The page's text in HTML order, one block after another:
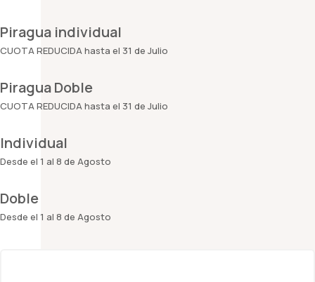
Piragua individual
CUOTA REDUCIDA hasta el 31 de Julio
Piragua Doble
CUOTA REDUCIDA hasta el 31 de Julio
Individual
Desde el 1 al 8 de Agosto
Doble
Desde el 1 al 8 de Agosto